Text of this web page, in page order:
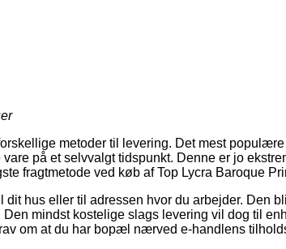
metoder til levering. Det mest
på et selvvalgt tidspunkt. Denne er jo
fragtmetode ved køb af Top Lycra Baroque
hus eller til adressen hvor du arbejder. Den
mindst kostelige slags levering vil dog til
om at du har bopæl nærved e-handlens